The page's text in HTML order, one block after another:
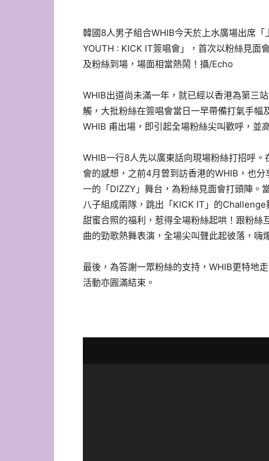
韓國8人男子組合WHIB今天於上水廣場出席
YOUTH : KICK IT簽唱會」，首次以粉絲見面
及粉絲到場，場面相當熱鬧！攝/Echo
WHIB出道尚未滿一年，就已經以香港為第三
觸，大批粉絲在簽唱會當日一早帶備打氣手
WHIB 甫出場，即引起全場粉絲尖叫歡呼，並
WHIB一行8人先以廣東話向現場粉絲打招呼
會的感想，之前4月曾到訪香港的WHIB，也
一的「DIZZY」舞台，為粉絲見面會打頭陣。
八子組成兩隊，跳出「KICK IT」的
甜蜜合照的福利，惹得全場粉絲起哄！跟粉
曲的勁歌熱舞表演，全場尖叫聲此起彼落，嗨
最後，為答謝一眾粉絲的支持，WHIB更特地
活動亦圓滿結束。